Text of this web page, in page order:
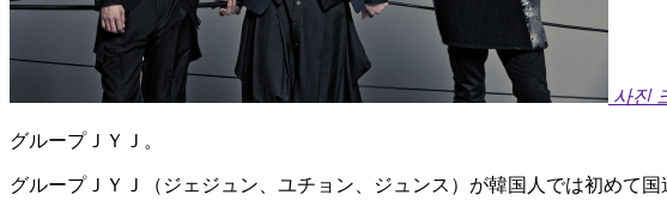
사진
グループＪＹＪ。
グループＪＹＪ（ジェジュン、ユチョン、ジュンス）が韓国人では初めて